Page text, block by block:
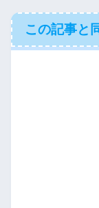
この記事と